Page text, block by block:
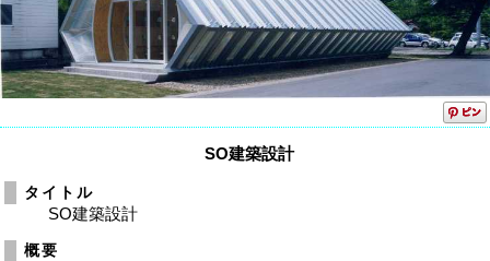
SO建築設計
タイトル
SO建築設計
概要